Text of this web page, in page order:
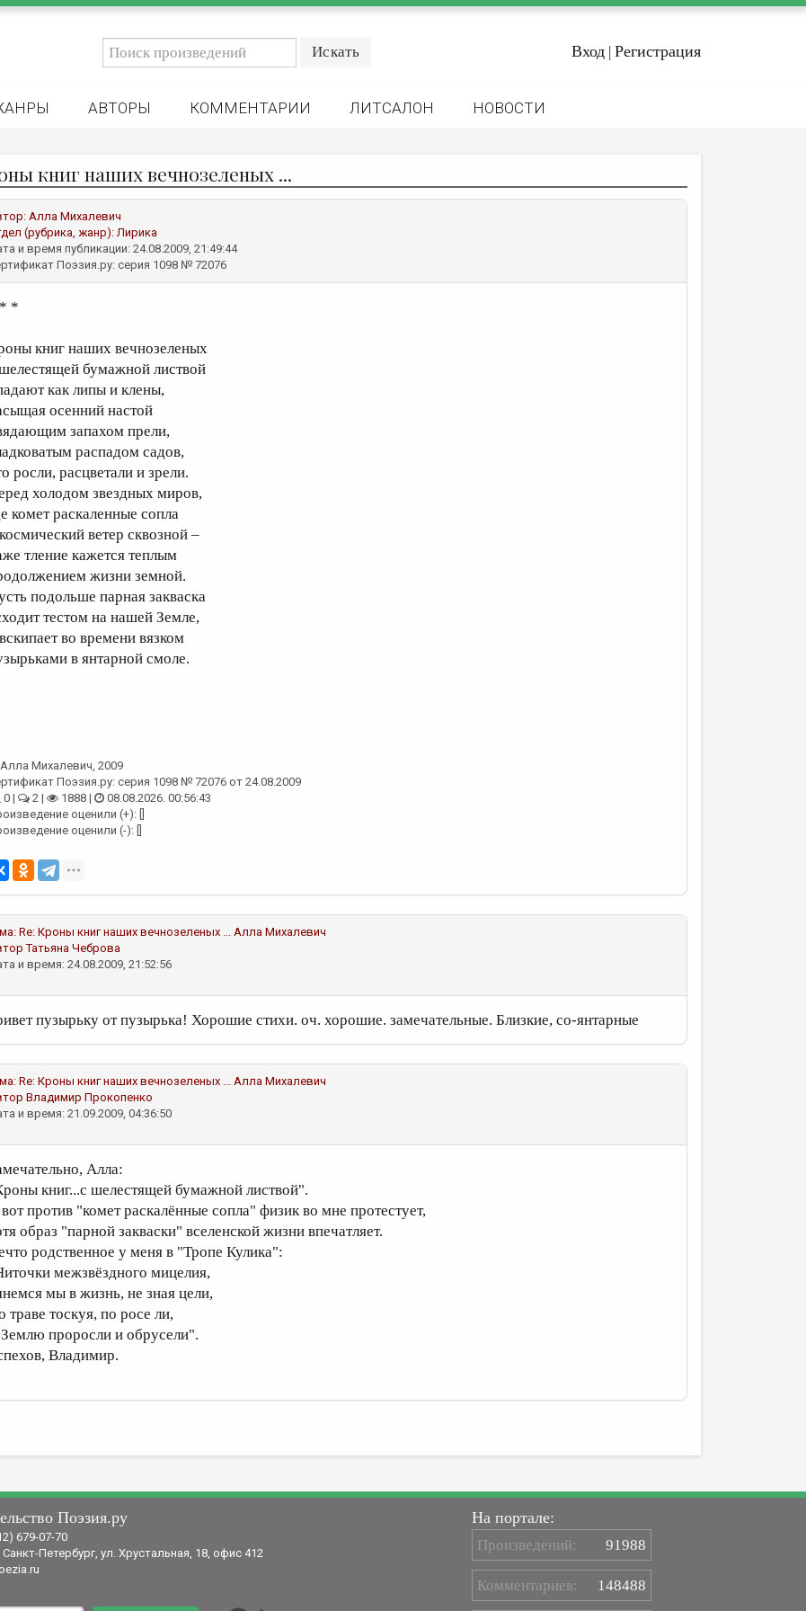
Вход | Регистрация
АВТОРЫ КОММЕНТАРИИ ЛИТСАЛОН НОВОСТИ
книг наших вечнозеленых ...
Алла Михалевич
(рубрика, жанр):Лирика
и время публикации: 24.08.2009, 21:49:44
Поэзия.ру: серия 1098 № 72076
*
книг наших вечнозеленых
бумажной листвой
как липы и клены,
осенний настой
запахом прели,
распадом садов,
росли, расцветали и зрели.
холодом звездных миров,
комет раскаленные сопла
ветер сквозной –
тление кажется теплым
жизни земной.
подольше парная закваска
тестом на нашей Земле,
во времени вязком
в янтарной смоле.
Алла Михалевич, 2009
Поэзия.ру: серия 1098 № 72076 от 24.08.2009
0 |
2 | 1888 |
08.08.2026. 00:56:43
оценили (+): []
оценили (-): []
Re: Кроны книг наших вечнозеленых ... Алла Михалевич
Татьяна Чеброва
и время: 24.08.2009, 21:52:56
пузырьку от пузырька! Хорошие стихи. оч. хорошие. замечательные. Близкие, со-янтарные
Re: Кроны книг наших вечнозеленых ... Алла Михалевич
Владимир Прокопенко
и время: 21.09.2009, 04:36:50
Алла:
книг...с шелестящей бумажной листвой".
против "комет раскалённые сопла" физик во мне протестует,
образ "парной закваски" вселенской жизни впечатляет.
родственное у меня в "Тропе Кулика":
межзвёздного мицелия,
мы в жизнь, не зная цели,
траве тоскуя, по росе ли,
проросли и обрусели".
Владимир.
Поэзия.ру
679-07-70
Санкт-Петербург, ул. Хрустальная, 18, офис 412
На портале:
Произведений: 91988
Комментариев: 148488